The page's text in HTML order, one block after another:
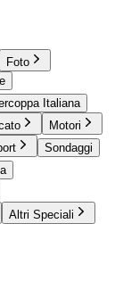
Foto
Italiana
Motori
Sondaggi
Altri Speciali